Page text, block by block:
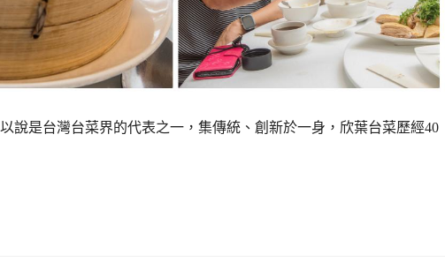
說是台灣台菜界的代表之一，集傳統、創新於一身，欣葉台菜歷經40